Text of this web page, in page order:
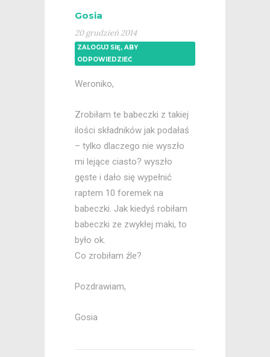
Gosia
20 grudzień 2014
ZALOGUJ SIĘ, ABY
ODPOWIEDZIEĆ
Weroniko,
Zrobiłam te babeczki z takiej
ilości składników jak podałaś
– tylko dlaczego nie wyszło
mi lejące ciasto? wyszło
gęste i dało się wypełnić
raptem 10 foremek na
babeczki. Jak kiedyś robiłam
babeczki ze zwykłej maki, to
było ok.
Co zrobiłam źle?
Pozdrawiam,
Gosia